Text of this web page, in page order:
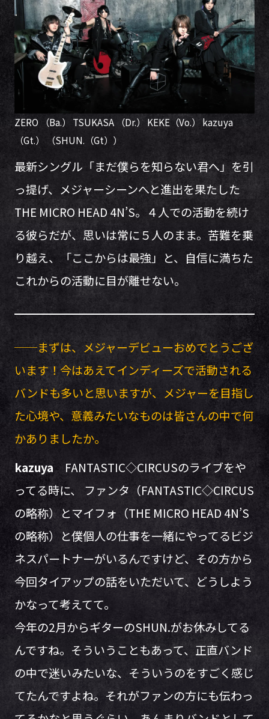
ZERO （Ba.） TSUKASA （Dr.） KEKE（Vo.） kazuya
（Gt.） （SHUN.（Gt））
最新シングル「まだ僕らを知らない君へ」を引
っ提げ、メジャーシーンへと進出を果たした
THE MICRO HEAD 4N’S。４人での活動を続け
る彼らだが、思いは常に５人のまま。苦難を乗
り越え、「ここからは最強」と、自信に満ちた
これからの活動に目が離せない。
──まずは、メジャーデビューおめでとうござ
います！今はあえてインディーズで活動される
バンドも多いと思いますが、メジャーを目指し
た心境や、意義みたいなものは皆さんの中で何
かありましたか。
kazuyaFANTASTIC◇CIRCUSのライブをや
ってる時に、 ファンタ（FANTASTIC◇CIRCUS
の略称）とマイフォ（THE MICRO HEAD 4N’S
の略称）と僕個人の仕事を一緒にやってるビジ
ネスパートナーがいるんですけど、その方から
今回タイアップの話をいただいて、どうしよう
かなって考えてて。
今年の2月からギターのSHUN.がお休みしてる
んですね。そういうこともあって、正直バンド
の中で迷いみたいな、そういうのをすごく感じ
てたんですよね。それがファンの方にも伝わっ